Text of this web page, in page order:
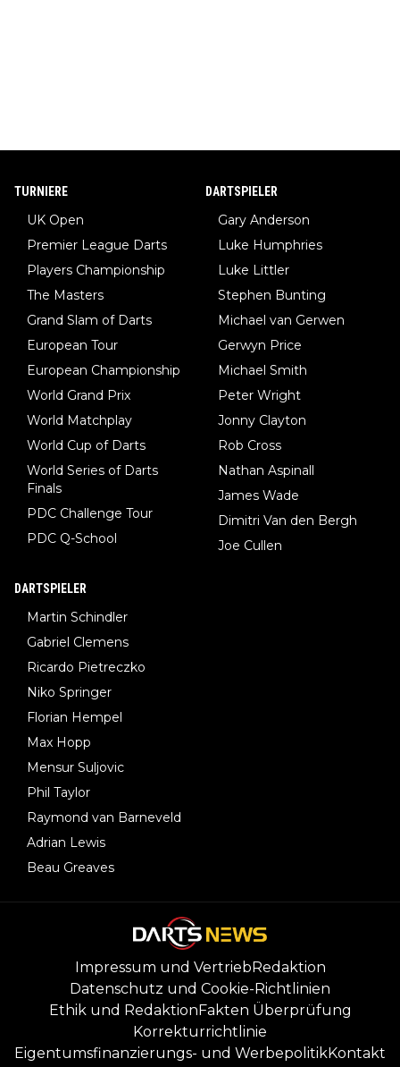
TURNIERE
UK Open
Premier League Darts
Players Championship
The Masters
Grand Slam of Darts
European Tour
European Championship
World Grand Prix
World Matchplay
World Cup of Darts
World Series of Darts
Finals
PDC Challenge Tour
PDC Q-School
DARTSPIELER
Gary Anderson
Luke Humphries
Luke Littler
Stephen Bunting
Michael van Gerwen
Gerwyn Price
Michael Smith
Peter Wright
Jonny Clayton
Rob Cross
Nathan Aspinall
James Wade
Dimitri Van den Bergh
Joe Cullen
DARTSPIELER
Martin Schindler
Gabriel Clemens
Ricardo Pietreczko
Niko Springer
Florian Hempel
Max Hopp
Mensur Suljovic
Phil Taylor
Raymond van Barneveld
Adrian Lewis
Beau Greaves
Impressum und Vertrieb Redaktion
Datenschutz und Cookie-Richtlinien
Ethik und Redaktion Fakten Überprüfung
Korrekturrichtlinie
Eigentumsfinanzierungs- und WerbepolitikKontakt